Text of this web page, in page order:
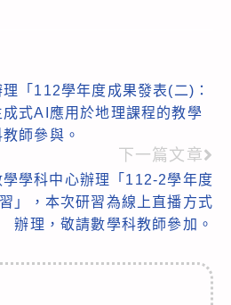
「112學年度成果發表(二)：
式AI應用於地理課程的教學
師參與。
下一篇文章
學科中心辦理「112-2學年度
」，本次研習為線上直播方式
辦理，敬請數學科教師參加。